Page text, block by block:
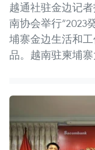
越通社驻金边记
南协会举行“2023
埔寨金边生活和
品。越南驻柬埔寨